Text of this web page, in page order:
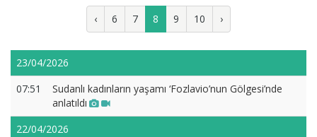
‹ 6 7 8 9 10 ›
23/04/2026
07:51
Sudanlı kadınların yaşamı ‘Fozlavio’nun Gölgesi’nde
anlatıldı
22/04/2026